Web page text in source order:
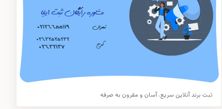
ثبت برند آنلاین سریع، آسان و مقرون به صرفه